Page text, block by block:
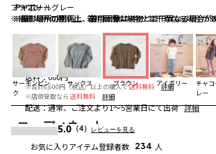
ブラウン
※撮影場所の関係上、着用画像は実物と若干異なる場合が
アイボリー
※撮影場所の関係上、着用画像は実物と若干異なる場合が
チャコールグレー
※撮影場所の関係上、着用画像は実物と若干異なる場合が
サーモンピン
ク
サックス ブラウン アイボリー
チャ
レー
コーディネート
送料：660円
※合計6,600円（税込）以上の購入で 送料無料
詳細
※店頭受取なら 送料無料 詳細
配送：通常、ご注文より1～5営業日にて出荷 詳細
5.0 （4） レビューを見る
お気に入りアイテム登録者数 234 人